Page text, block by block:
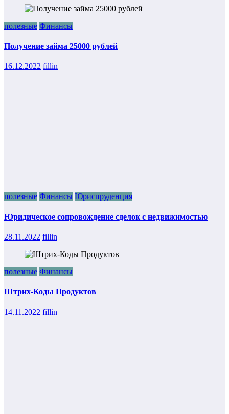
полезные Финансы
Получение займа 25000 рублей
16.12.2022 fillin
полезные Финансы Юриспруденция
Юридическое сопровождение сделок с недвижимостью
28.11.2022 fillin
полезные Финансы
Штрих-Коды Продуктов
14.11.2022 fillin